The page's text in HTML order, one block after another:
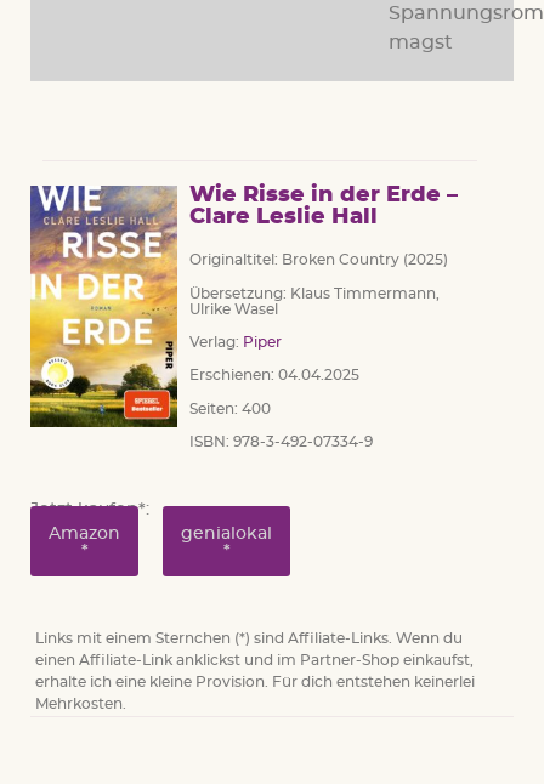
magst
Wie Risse in der Erde –
Clare Leslie Hall
Originaltitel: Broken Country (2025)
Übersetzung: Klaus Timmermann,
Ulrike Wasel
Verlag: Piper
Erschienen: 04.04.2025
Seiten: 400
ISBN: 978-3-492-07334-9
Jetzt kaufen*:
Amazon
genialokal
*
Links mit einem Sternchen (*) sind Affiliate-Links. Wenn du
einen Affiliate-Link anklickst und im Partner-Shop einkaufst,
erhalte ich eine kleine Provision. Für dich entstehen keinerlei
Mehrkosten.